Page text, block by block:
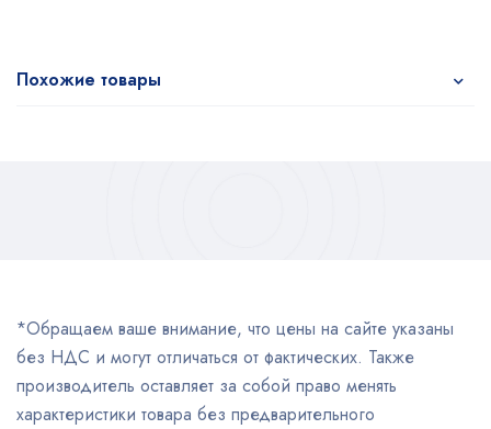
Похожие товары
*Обращаем ваше внимание, что цены на сайте указаны
без НДС и могут отличаться от фактических. Также
производитель оставляет за собой право менять
характеристики товара без предварительного